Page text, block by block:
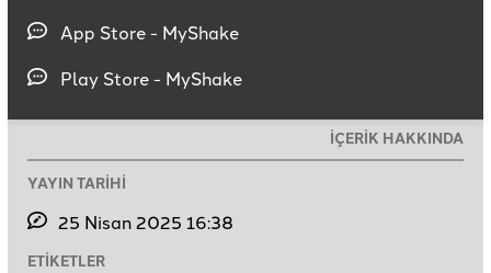
App Store - MyShake
Play Store - MyShake
İÇERİK HAKKINDA
YAYIN TARİHİ
25 Nisan 2025 16:38
ETİKETLER